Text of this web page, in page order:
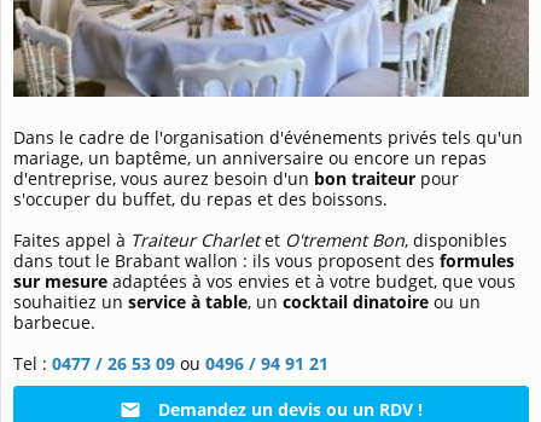
Dans le cadre de l'organisation d'événements privés tels qu'un
mariage, un baptême, un anniversaire ou encore un repas
d'entreprise, vous aurez besoin d'un bon traiteur pour
s'occuper du buffet, du repas et des boissons.
Faites appel à Traiteur Charletet O'trement Bon, disponibles
dans tout le Brabant wallon : ils vous proposent des formules
sur mesure adaptées à vos envies et à votre budget, que vous
souhaitiez un service à table, un cocktail dinatoire ou un
barbecue.
Tel : 0477 / 26 53 09 ou 0496 / 94 91 21
Demandez un devis ou un RDV !